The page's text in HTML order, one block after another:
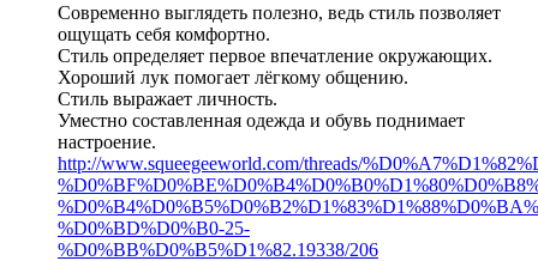
Современно выглядеть полезно, ведь стиль позволяет
ощущать себя комфортно.
Стиль определяет первое впечатление окружающих.
Хороший лук помогает лёгкому общению.
Стиль выражает личность.
Уместно составленная одежда и обувь поднимает
настроение.
http://www.squeegeeworld.com/threads/
%D0%BD%D0%B0-25-
%D0%BB%D0%B5%D1%82.19338/206